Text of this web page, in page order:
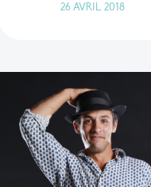
26 AVRIL 2018